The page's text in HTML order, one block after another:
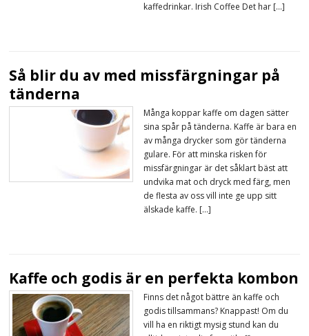
kaffedrinkar. Irish Coffee Det har […]
Så blir du av med missfärgningar på
tänderna
Många koppar kaffe om dagen sätter
sina spår på tänderna. Kaffe är bara en
av många drycker som gör tänderna
gulare. För att minska risken för
missfärgningar är det såklart bäst att
undvika mat och dryck med färg, men
de flesta av oss vill inte ge upp sitt
älskade kaffe. […]
Kaffe och godis är en perfekta kombon
Finns det något bättre än kaffe och
godis tillsammans? Knappast! Om du
vill ha en riktigt mysig stund kan du